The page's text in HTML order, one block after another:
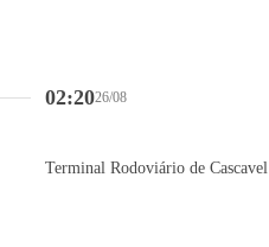
02:2026/08
Terminal Rodoviário de Cascavel